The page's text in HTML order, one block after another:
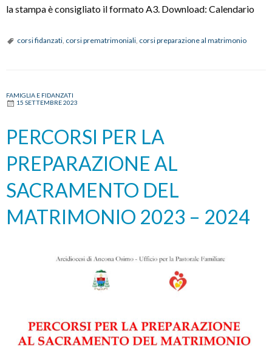
la stampa è consigliato il formato A3. Download: Calendario
corsi fidanzati corsi prematrimoniali corsi preparazione al matrimonio
FAMIGLIA E FIDANZATI
15 SETTEMBRE 2023
PERCORSI PER LA
PREPARAZIONE AL
SACRAMENTO DEL
MATRIMONIO 2023 – 2024